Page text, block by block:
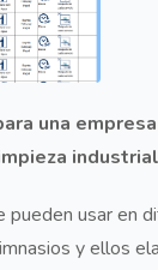
una
pueden usar en
y ellos